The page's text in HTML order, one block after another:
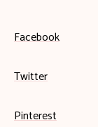
Facebook
Twitter
Pinterest